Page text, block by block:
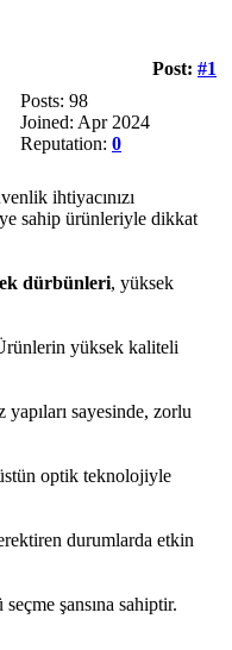
Post: #1
Posts: 98
Joined: Apr 2024
Reputation: 0
ihtiyacınızı
sahip ürünleriyle dikkat
dürbünleri, yüksek
yüksek kaliteli
yapıları sayesinde, zorlu
optik teknolojiyle
durumlarda etkin
şansına sahiptir.